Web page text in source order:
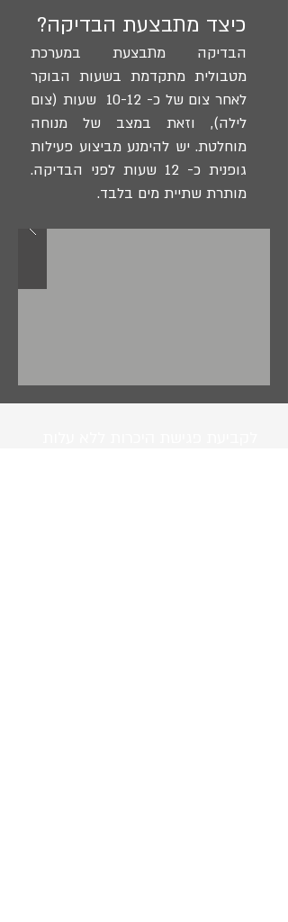
כיצד מתבצעת הבדיקה?
הבדיקה מתבצעת במערכת
מטבולית מתקדמת בשעות הבוקר
לאחר צום של כ- 10-12 שעות (צום
לילה), וזאת במצב של מנוחה
מוחלטת. יש להימנע מביצוע פעילות
גופנית כ- 12 שעות לפני הבדיקה.
מותרת שתיית מים בלבד.